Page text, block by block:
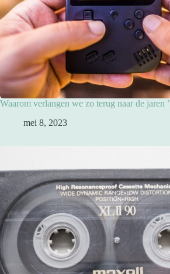
Waarom verlangen we zo terug naar de jaren
mei 8, 2023